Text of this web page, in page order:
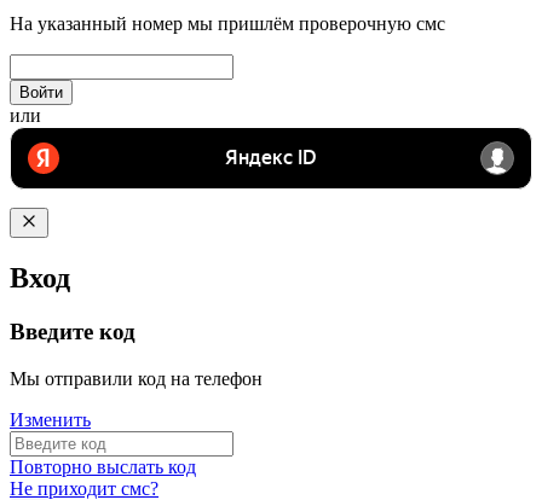
На указанный номер мы пришлём проверочную смс
Войти
или
Вход
Введите код
Мы отправили код на телефон
Изменить
Повторно выслать код
Не приходит смс?